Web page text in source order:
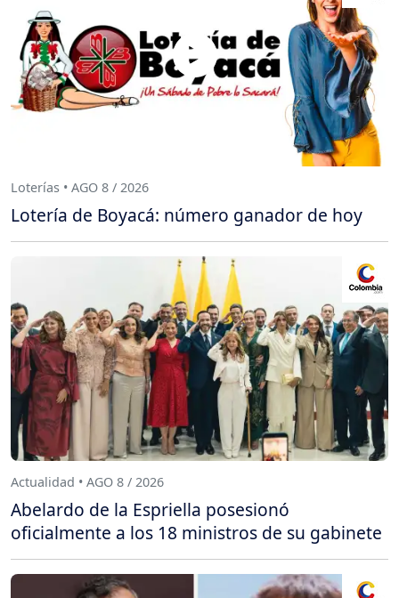
Loterías • AGO 8 / 2026
Lotería de Boyacá: número ganador de hoy
Actualidad • AGO 8 / 2026
Abelardo de la Espriella posesionó
oficialmente a los 18 ministros de su gabinete